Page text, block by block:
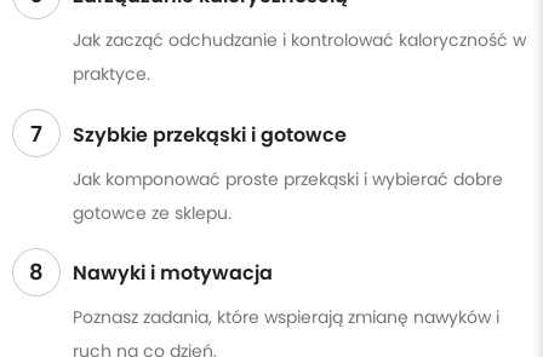
Jak zacząć odchudzanie i kontrolować kaloryczność w
praktyce.
7 Szybkie przekąski i gotowce
Jak komponować proste przekąski i wybierać dobre
gotowce ze sklepu.
8 Nawyki i motywacja
Poznasz zadania, które wspierają zmianę nawyków i
ruch na co dzień.